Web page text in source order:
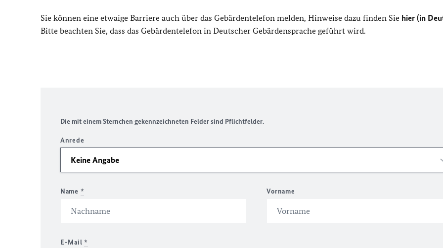
Sie können eine etwaige Barriere auch über das Gebärdentelefon melden, Hinweise dazu finden Sie hier (in
Bitte beachten Sie, dass das Gebärdentelefon in Deutscher Gebärdensprache geführt wird.
Die mit einem Sternchen gekennzeichneten Felder sind Pflichtfelder.
Anrede
Name * Vorname
E-Mail *